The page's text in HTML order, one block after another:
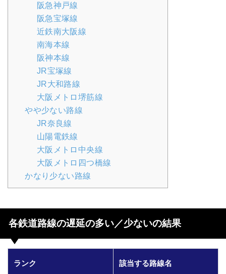
阪急神戸線
阪急宝塚線
近鉄南大阪線
南海本線
阪神本線
JR宝塚線
JR大和路線
大阪メトロ堺筋線
やや少ない路線
JR奈良線
山陽電鉄線
大阪メトロ中央線
大阪メトロ四つ橋線
かなり少ない路線
各鉄道路線の遅延の多い／少ないの結果
ランク 該当する路線名